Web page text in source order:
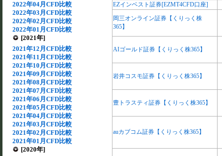
2022年04月CFD比較
2022年03月CFD比較
2022年02月CFD比較
2022年01月CFD比較
[2021年]
2021年12月CFD比較
2021年11月CFD比較
2021年10月CFD比較
2021年09月CFD比較
2021年08月CFD比較
2021年07月CFD比較
2021年06月CFD比較
2021年05月CFD比較
2021年04月CFD比較
2021年03月CFD比較
2021年02月CFD比較
2021年01月CFD比較
[2020年]
EZインベスト証券[EZMT4CFD口座]
岡三オンライン証券【くりっく株
365】
AIゴールド証券【くりっく株365】
岩井コスモ証券【くりっく株365】
豊トラスティ証券【くりっく株365】
auカブコム証券【くりっく株365】